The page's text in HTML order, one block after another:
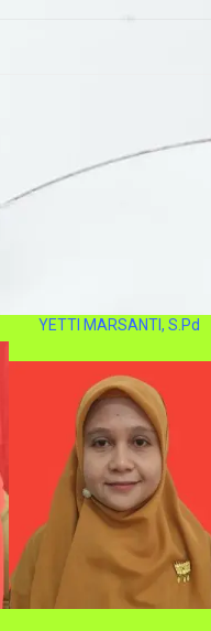
YETTI MARSANTI, S.Pd